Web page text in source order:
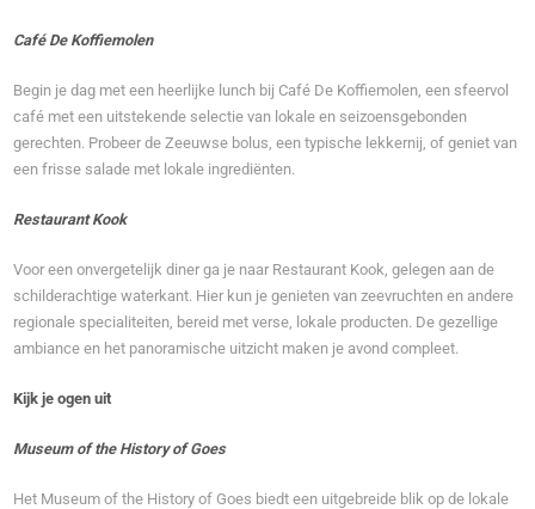
Café De Koffiemolen
Begin je dag met een heerlijke lunch bij Café De Koffiemolen, een sfeervol
café met een uitstekende selectie van lokale en seizoensgebonden
gerechten. Probeer de Zeeuwse bolus, een typische lekkernij, of geniet van
een frisse salade met lokale ingrediënten.
Restaurant Kook
Voor een onvergetelijk diner ga je naar Restaurant Kook, gelegen aan de
schilderachtige waterkant. Hier kun je genieten van zeevruchten en andere
regionale specialiteiten, bereid met verse, lokale producten. De gezellige
ambiance en het panoramische uitzicht maken je avond compleet.
Kijk je ogen uit
Museum of the History of Goes
Het Museum of the History of Goes biedt een uitgebreide blik op de lokale